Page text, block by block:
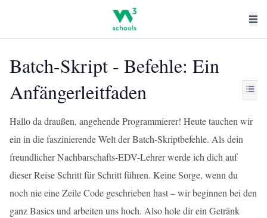
Batch-Skript - Befehle: Ein
Anfängerleitfaden
Hallo da draußen, angehende Programmierer! Heute tauchen wir
ein in die faszinierende Welt der Batch-Skriptbefehle. Als dein
freundlicher Nachbarschafts-EDV-Lehrer werde ich dich auf
dieser Reise Schritt für Schritt führen. Keine Sorge, wenn du
noch nie eine Zeile Code geschrieben hast – wir beginnen bei den
ganz Basics und arbeiten uns hoch. Also hole dir ein Getränk